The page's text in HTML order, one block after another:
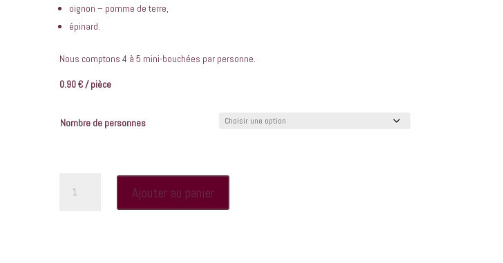
oignon – pomme de terre,
épinard.
Nous comptons 4 à 5 mini-bouchées par personne.
0.90 € / pièce
Nombre de personnes
Ajouter au panier